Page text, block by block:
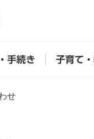
手続き 子育て
せ